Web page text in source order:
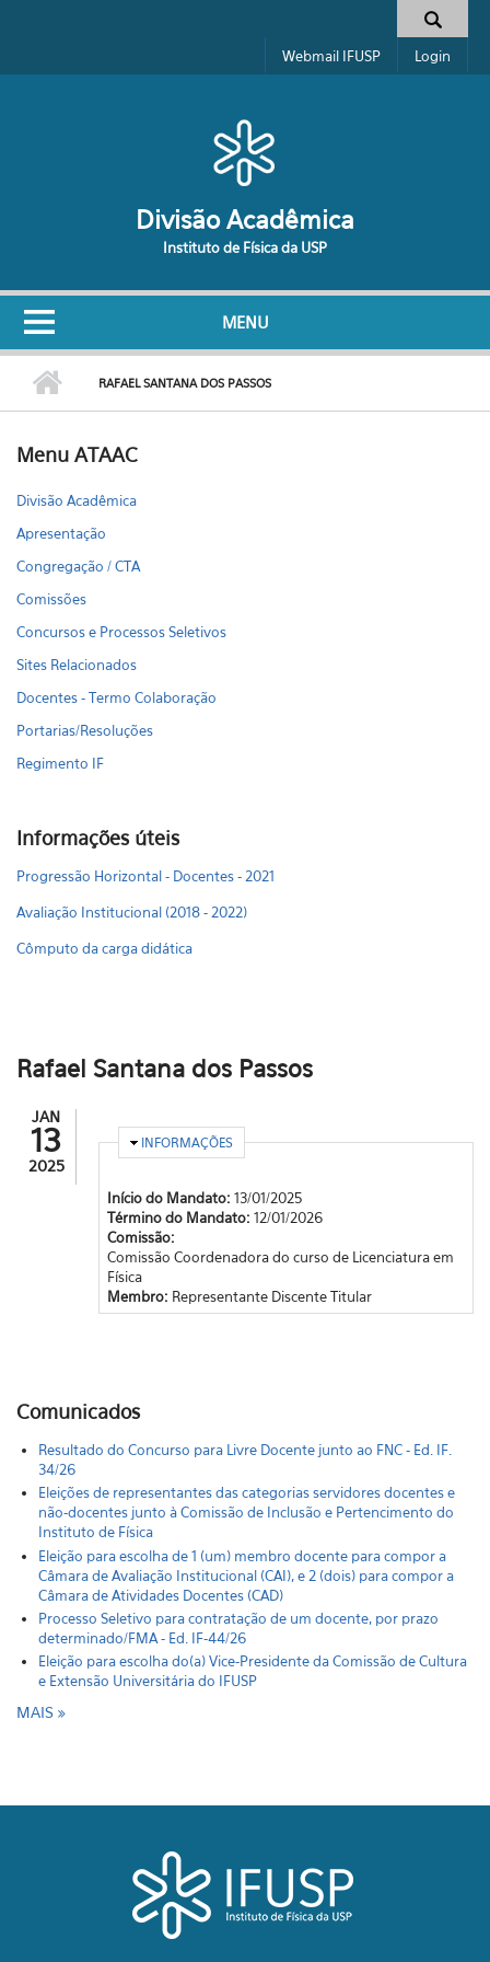
Formulário de busca
Webmail IFUSP Login
Divisão Acadêmica
Instituto de Física da USP
MENU
RAFAEL SANTANA DOS PASSOS
Menu ATAAC
Divisão Acadêmica
Apresentação
Congregação / CTA
Comissões
Concursos e Processos Seletivos
Sites Relacionados
Docentes - Termo Colaboração
Portarias/Resoluções
Regimento IF
Informações úteis
Progressão Horizontal - Docentes - 2021
Avaliação Institucional (2018 - 2022)
Cômputo da carga didática
Rafael Santana dos Passos
JAN
13
2025
OCULTAR
INFORMAÇÕES
Início do Mandato: 13/01/2025
Término do Mandato: 12/01/2026
Comissão:
Comissão Coordenadora do curso de Licenciatura em
Física
Membro: Representante Discente Titular
Comunicados
Resultado do Concurso para Livre Docente junto ao FNC - Ed. IF.
34/26
Eleições de representantes das categorias servidores docentes e
não-docentes junto à Comissão de Inclusão e Pertencimento do
Instituto de Física
Eleição para escolha de 1 (um) membro docente para compor a
Câmara de Avaliação Institucional (CAI), e 2 (dois) para compor a
Câmara de Atividades Docentes (CAD)
Processo Seletivo para contratação de um docente, por prazo
determinado/FMA - Ed. IF-44/26
Eleição para escolha do(a) Vice-Presidente da Comissão de Cultura
e Extensão Universitária do IFUSP
MAIS